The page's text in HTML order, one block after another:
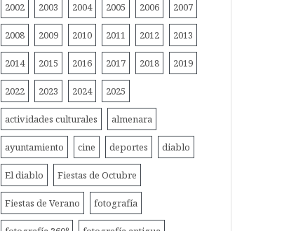
2002 2003 2004 2005 2006 2007
2008 2009 2010 2011 2012 2013
2014 2015 2016 2017 2018 2019
2022 2023 2024 2025
actividades culturales almenara
ayuntamiento cine deportes diablo
El diablo Fiestas de Octubre
Fiestas de Verano fotografía